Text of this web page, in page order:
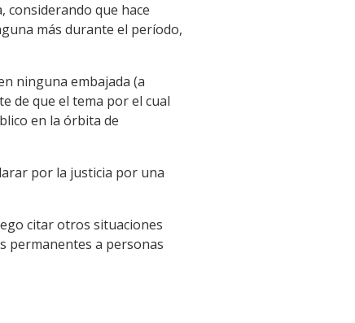
que hace
más durante el período,
ninguna embajada (a
de que el tema por el cual
en la órbita de
por la justicia por una
citar otros situaciones
permanentes a personas